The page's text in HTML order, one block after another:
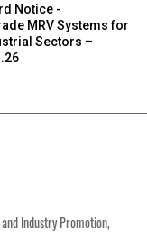
Notice -
MRV Systems for
Sectors –
Industry Promotion,